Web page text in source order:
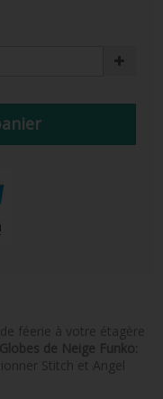
féerie à votre étagère
de Neige Funko:
Stitch et Angel